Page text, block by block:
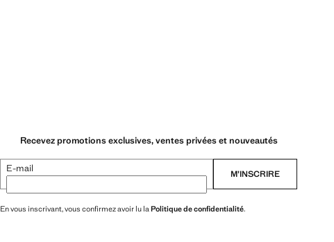
Recevez promotions exclusives, ventes privées et nouveautés
E-mail M’INSCRIRE
En vous inscrivant, vous confirmez avoir lu laPolitique de confidentialité.